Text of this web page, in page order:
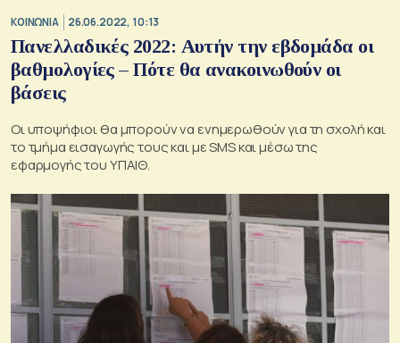
ΚΟΙΝΩΝΙΑ 26.06.2022, 10:13
Πανελλαδικές 2022: Αυτήν την εβδομάδα οι
βαθμολογίες – Πότε θα ανακοινωθούν οι
βάσεις
Οι υποψήφιοι θα μπορούν να ενημερωθούν για τη σχολή και
το τμήμα εισαγωγής τους και με SMS και μέσω της
εφαρμογής του ΥΠΑΙΘ.